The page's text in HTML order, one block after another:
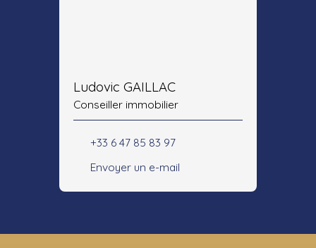
Ludovic GAILLAC
Conseiller immobilier
+33 6 47 85 83 97
Envoyer un e-mail